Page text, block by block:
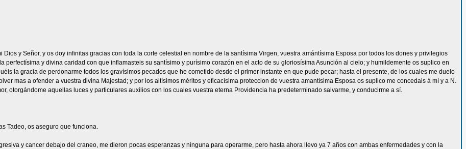
Dios y Señor, y os doy infinitas gracias con toda la corte celestial en nombre de la santísima Virgen, vuestra amántísima Esposa por todos los dones y privilegios
perfectísima y divina caridad con que inflamasteis su santísimo y purísimo corazón en el acto de su gloriosísima Asunción al cielo; y humildemente os suplico en
la gracia de perdonarme todos los gravísimos pecados que he cometido desde el primer instante en que pude pecar; hasta el presente, de los cuales me duelo
mas a ofender a vuestra divina Majestad; y por los altísimos méritos y eficacísima proteccion de vuestra amantísima Esposa os suplico me concedais á mí y a N.
otorgándome aquellas luces y particulares auxilios con los cuales vuestra eterna Providencia ha predeterminado salvarme, y conducirme a sí.
Tadeo, os aseguro que funciona.
y cancer debajo del craneo, me dieron pocas esperanzas y ninguna para operarme, pero hasta ahora llevo ya 7 años con ambas enfermedades y con la